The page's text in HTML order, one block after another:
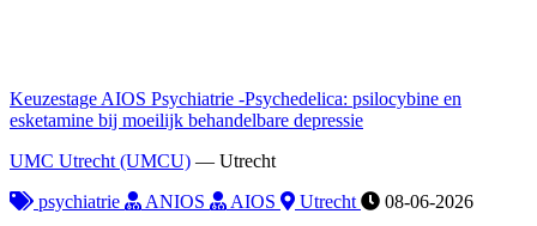
Keuzestage AIOS Psychiatrie -Psychedelica: psilocybine en
esketamine bij moeilijk behandelbare depressie
UMC Utrecht (UMCU) — Utrecht
psychiatrie
ANIOS AIOS Utrecht 08-06-2026